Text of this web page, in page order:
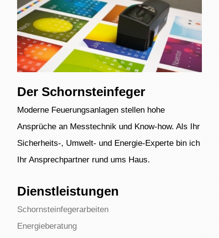
Der Schornsteinfeger
Moderne Feuerungsanlagen stellen hohe
Ansprüche an Messtechnik und Know-how. Als Ihr
Sicherheits-, Umwelt- und Energie-Experte bin ich
Ihr Ansprechpartner rund ums Haus.
Dienstleistungen
Schornsteinfegerarbeiten
Energieberatung